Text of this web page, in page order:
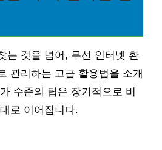
는 것을 넘어, 무선 인터넷 환
관리하는 고급 활용법을 소개
수준의 팁은 장기적으로 비
로 이어집니다.